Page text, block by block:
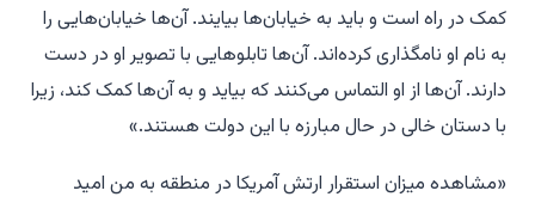
کمک در راه است و باید به خیابان‌ها بیایند. آن‌ها خیابان‌هایی را
به نام او نامگذاری کرده‌اند. آن‌ها تابلوهایی با تصویر او در دست
دارند. آن‌ها از او التماس می‌کنند که بیاید و به آن‌ها کمک کند، زیرا
با دستان خالی در حال مبارزه با این دولت هستند.»
«مشاهده میزان استقرار ارتش آمریکا در منطقه به من امید